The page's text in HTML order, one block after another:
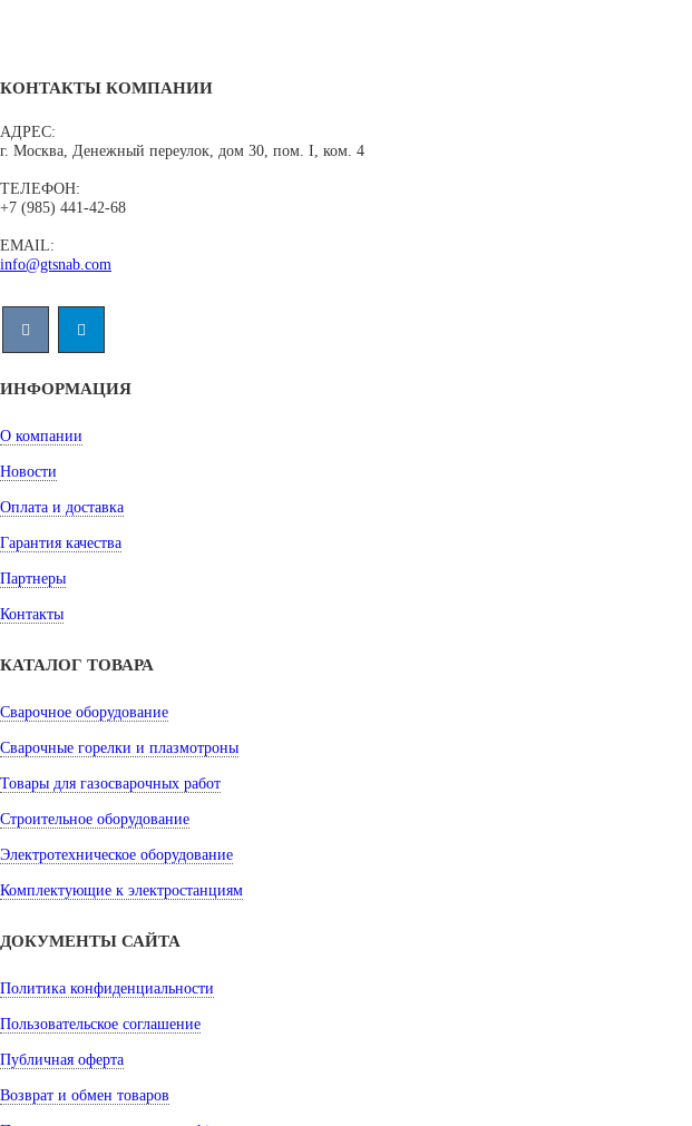
КОНТАКТЫ КОМПАНИИ
АДРЕС:
г. Москва, Денежный переулок, дом 30, пом. I, ком. 4
ТЕЛЕФОН:
+7 (985) 441-42-68
EMAIL:
info@gtsnab.com
ИНФОРМАЦИЯ
О компании
Новости
Оплата и доставка
Гарантия качества
Партнеры
Контакты
КАТАЛОГ ТОВАРА
Сварочное оборудование
Сварочные горелки и плазмотроны
Товары для газосварочных работ
Строительное оборудование
Электротехническое оборудование
Комплектующие к электростанциям
ДОКУМЕНТЫ САЙТА
Политика конфиденциальности
Пользовательское соглашение
Публичная оферта
Возврат и обмен товаров